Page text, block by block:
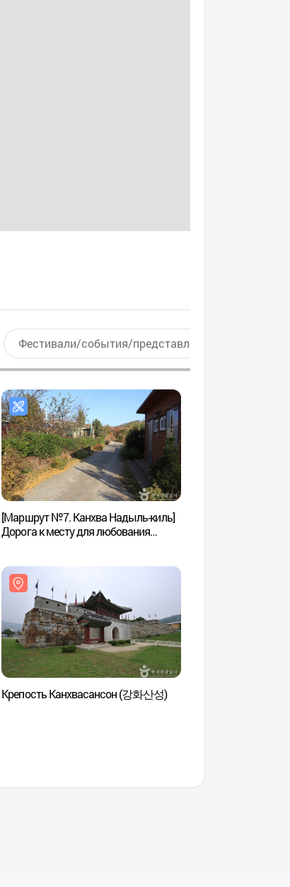
Фестивали/события/представления
[Маршрут №7. Канхва Надыль-киль]
Дорога к месту для любования
Крепость Канхвасансон (강화산성)